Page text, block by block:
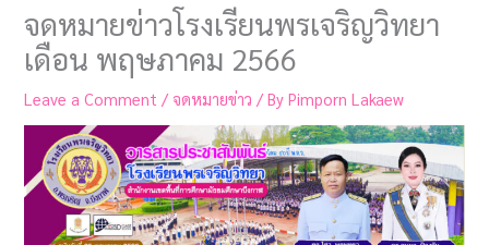
จดหมายข่าวโรงเรียนพรเจริญวิทยา
เดือน พฤษภาคม 2566
Leave a Comment / จดหมายข่าว / ByPimporn Lakaew